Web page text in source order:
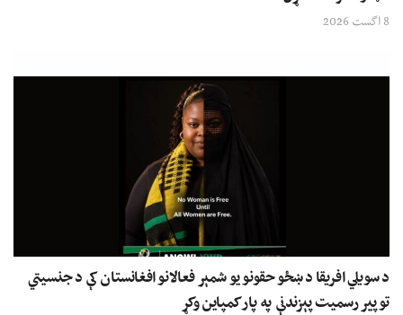
8 اگست 2026
د سویلي افریقا د ښځو حقونو یو شمېر فعالانو افغانستان کې د جنسیتي
توپیر رسمیت پېزندنې په پار کمپاین وکړ